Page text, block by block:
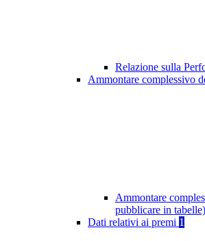
Relazione sulla
Ammontare complessivo
Ammontare
pubblicare in tabelle)
Dati relativi ai premi 1